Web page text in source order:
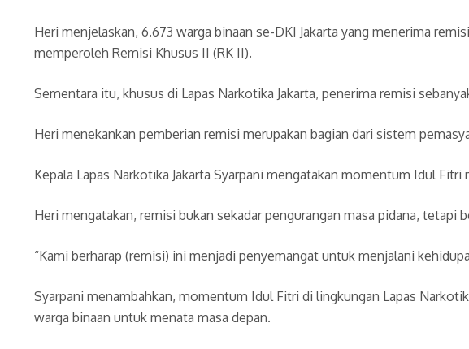
Heri menjelaskan, 6.673 warga binaan se-DKI Jakarta yang menerima
memperoleh Remisi Khusus II (RK II).
Sementara itu, khusus di Lapas Narkotika Jakarta, penerima remisi
Heri menekankan pemberian remisi merupakan bagian dari sistem
Kepala Lapas Narkotika Jakarta Syarpani mengatakan momentum Idul
Heri mengatakan, remisi bukan sekadar pengurangan masa pidana,
“Kami berharap (remisi) ini menjadi penyemangat untuk menjalani
Syarpani menambahkan, momentum Idul Fitri di lingkungan Lapas
warga binaan untuk menata masa depan.